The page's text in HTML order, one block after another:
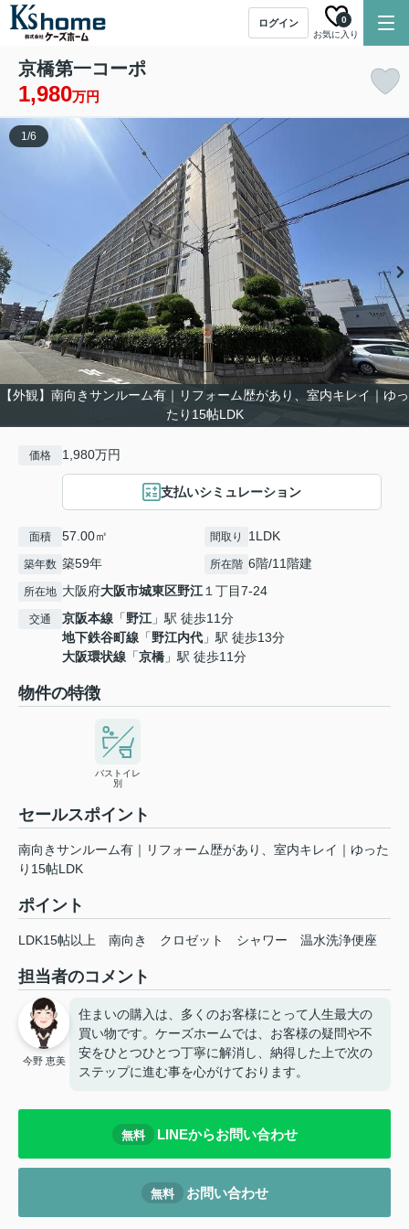
ログイン
お気に入り
0
京橋第一コーポ
1,980万円
【外観】南向きサンルーム有｜リフォーム歴があり、室内キレイ｜ゆっ
たり15帖LDK
1/6
価格 1,980万円
支払いシミュレーション
面積 57.00㎡ 間取り 1LDK
築年数 築59年 所在階 6階/11階建
所在地 大阪府大阪市城東区野江１丁目7-24
交通 京阪本線 「野江」駅 徒歩11分
地下鉄谷町線 「野江内代 」駅 徒歩13分
大阪環状線 「京橋 」駅 徒歩11分
物件の特徴
バストイレ
別
セールスポイント
南向きサンルーム有｜リフォーム歴があり、室内キレイ｜ゆった
り15帖LDK
ポイント
LDK15帖以上 南向き クロゼット シャワー 温水洗浄便座
担当者のコメント
今野 恵美
住まいの購入は、多くのお客様にとって人生最大の
買い物です。ケーズホームでは、お客様の疑問や不
安をひとつひとつ丁寧に解消し、納得した上で次の
ステップに進む事を心がけております。
無料 LINEからお問い合わせ
無料 お問い合わせ